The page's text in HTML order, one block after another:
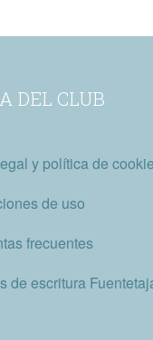
DEL CLUB
y política de
de uso
frecuentes
de escritura